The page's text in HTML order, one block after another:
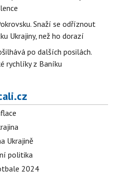
Snaží se odříznout
Ukrajiny, než ho dorazí
po dalších posilách.
rychlíky z Baníku
Ukrajině
politika
2024